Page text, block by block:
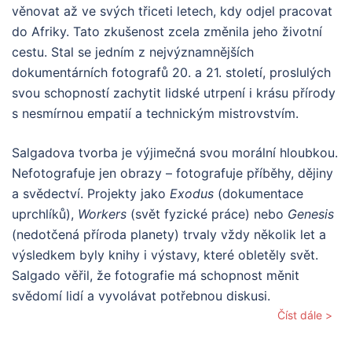
věnovat až ve svých třiceti letech, kdy odjel pracovat
do Afriky. Tato zkušenost zcela změnila jeho životní
cestu. Stal se jedním z nejvýznamnějších
dokumentárních fotografů 20. a 21. století, proslulých
svou schopností zachytit lidské utrpení i krásu přírody
s nesmírnou empatií a technickým mistrovstvím.
Salgadova tvorba je výjimečná svou morální hloubkou.
Nefotografuje jen obrazy – fotografuje příběhy, dějiny
a svědectví. Projekty jako Exodus (dokumentace
uprchlíků), Workers (svět fyzické práce) nebo Genesis
(nedotčená příroda planety) trvaly vždy několik let a
výsledkem byly knihy i výstavy, které obletěly svět.
Salgado věřil, že fotografie má schopnost měnit
svědomí lidí a vyvolávat potřebnou diskusi.
Číst dále >